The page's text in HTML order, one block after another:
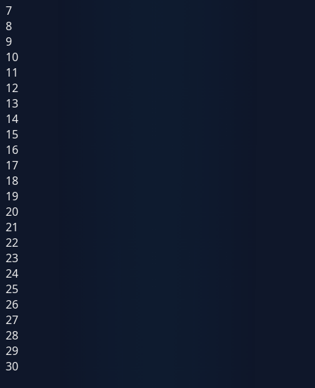
7
8
9
10
11
12
13
14
15
16
17
18
19
20
21
22
23
24
25
26
27
28
29
30